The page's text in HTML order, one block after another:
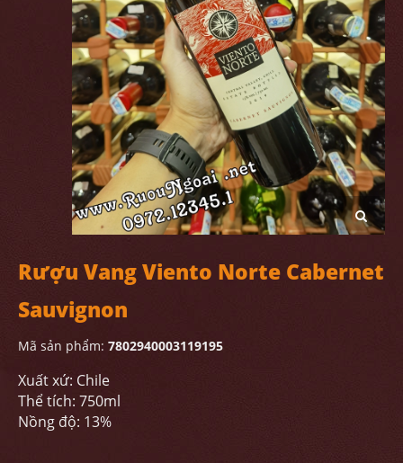
Rượu Vang Viento Norte Cabernet
Sauvignon
Mã sản phẩm: 7802940003119195
Xuất xứ: Chile
Thể tích: 750ml
Nồng độ: 13%